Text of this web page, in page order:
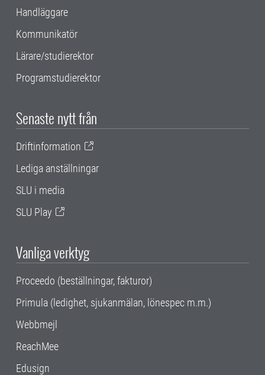
Handläggare
Kommunikatör
Lärare/studierektor
Programstudierektor
Senaste nytt från
Driftinformation
Lediga anställningar
SLU i media
SLU Play
Vanliga verktyg
Proceedo (beställningar, fakturor)
Primula (ledighet, sjukanmälan, lönespec m.m.)
Webbmejl
ReachMee
Edusign